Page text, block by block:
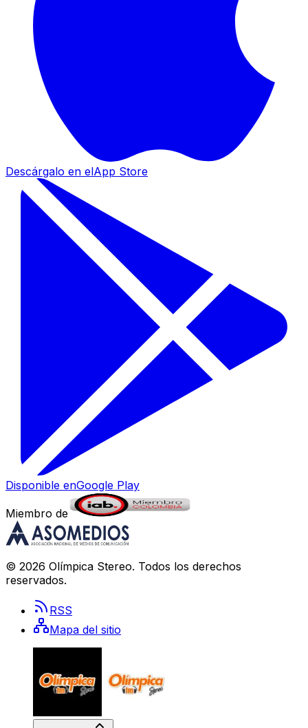
Descárgalo en elApp Store
Disponible enGoogle Play
Miembro de
© 2026 Olímpica Stereo. Todos los derechos
reservados.
RSS
Mapa del sitio